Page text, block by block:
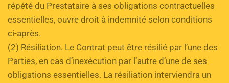
répété du Prestataire à ses obligations contractuelles
essentielles, ouvre droit à indemnité selon conditions
ci-après.
(2) Résiliation. Le Contrat peut être résilié par l’une des
Parties, en cas d’inexécution par l’autre d’une de ses
obligations essentielles. La résiliation interviendra un